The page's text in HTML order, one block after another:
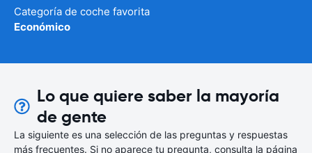
Categoría de coche favorita
Económico
Lo que quiere saber la mayoría
de gente
La siguiente es una selección de las preguntas y respuestas
más frecuentes. Si no aparece tu pregunta, consulta la página